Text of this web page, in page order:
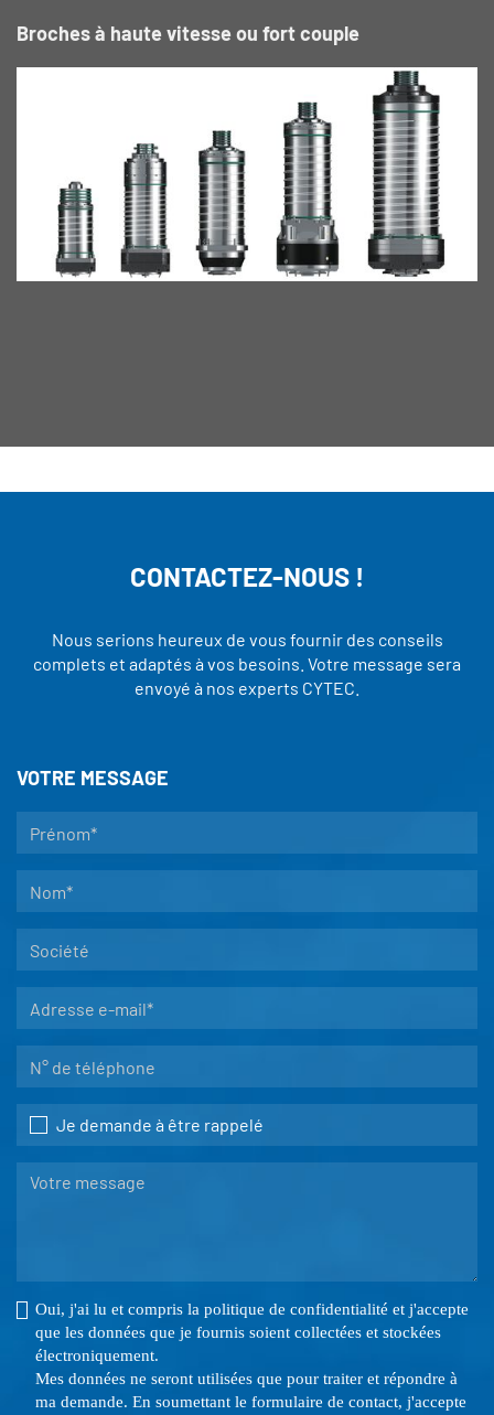
Broches à haute vitesse ou fort couple
CONTACTEZ-NOUS !
Nous serions heureux de vous fournir des conseils
complets et adaptés à vos besoins. Votre message sera
envoyé à nos experts CYTEC.
VOTRE MESSAGE
Je demande à être rappelé
Oui, j'ai lu et compris la politique de confidentialité et j'accepte
que les données que je fournis soient collectées et stockées
électroniquement.
Mes données ne seront utilisées que pour traiter et répondre à
ma demande. En soumettant le formulaire de contact, j'accepte